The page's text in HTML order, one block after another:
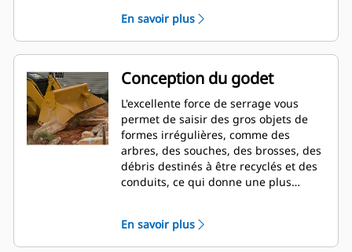
En savoir plus
Conception du godet
L'excellente force de serrage vous
permet de saisir des gros objets de
formes irrégulières, comme des
arbres, des souches, des brosses, des
débris destinés à être recyclés et des
conduits, ce qui donne une plus
En savoir plus